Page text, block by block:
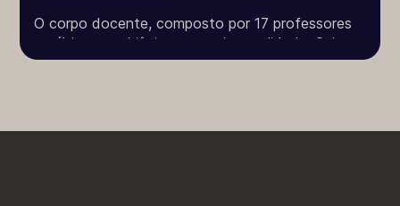
O corpo docente, composto por 17 professores
no último quadriênio, tem muita qualidade. Seis
são bolsistas de produtividade em pesquisa